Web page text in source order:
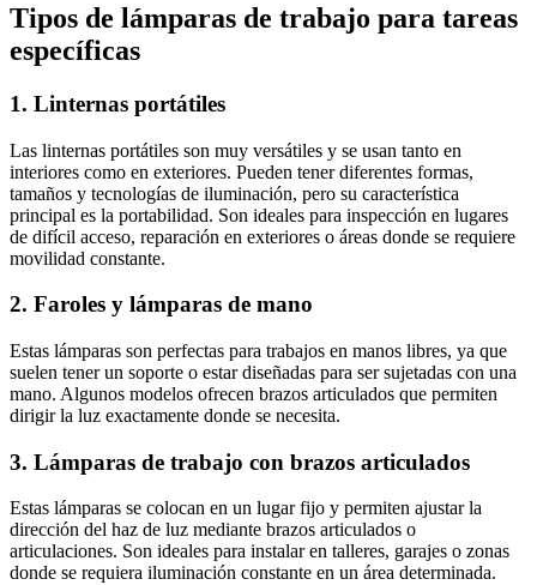
Tipos de lámparas de trabajo para tareas
específicas
1. Linternas portátiles
Las linternas portátiles son muy versátiles y se usan tanto en
interiores como en exteriores. Pueden tener diferentes formas,
tamaños y tecnologías de iluminación, pero su característica
principal es la portabilidad. Son ideales para inspección en lugares
de difícil acceso, reparación en exteriores o áreas donde se requiere
movilidad constante.
2. Faroles y lámparas de mano
Estas lámparas son perfectas para trabajos en manos libres, ya que
suelen tener un soporte o estar diseñadas para ser sujetadas con una
mano. Algunos modelos ofrecen brazos articulados que permiten
dirigir la luz exactamente donde se necesita.
3. Lámparas de trabajo con brazos articulados
Estas lámparas se colocan en un lugar fijo y permiten ajustar la
dirección del haz de luz mediante brazos articulados o
articulaciones. Son ideales para instalar en talleres, garajes o zonas
donde se requiera iluminación constante en un área determinada.